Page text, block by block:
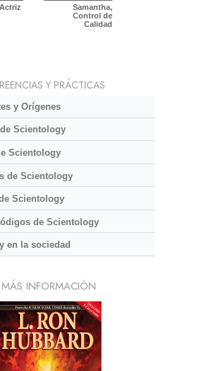
Samantha,
Control de
Calidad
Y PRÁCTICAS
y Orígenes
Scientology
Scientology
de Scientology
Scientology
de Scientology
en la sociedad
MÁS INFORMACIÓN